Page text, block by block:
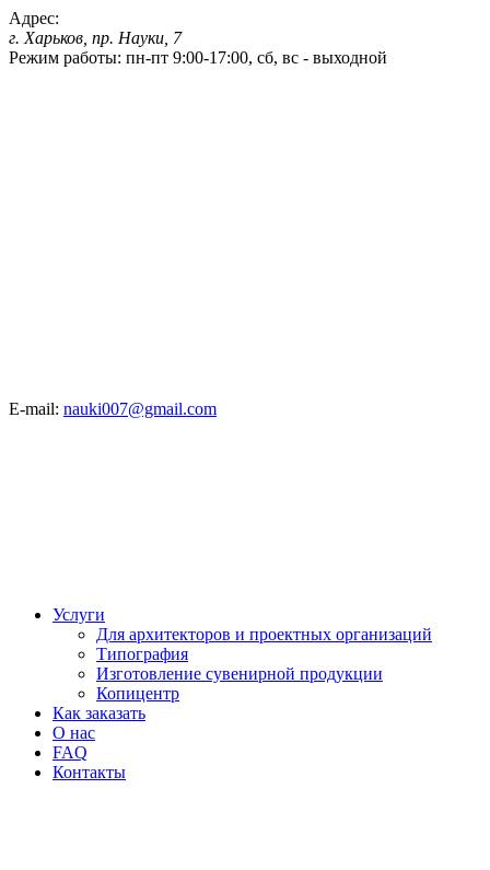
Адрес:
г. Харьков, пр. Науки, 7
Режим работы: пн-пт 9:00-17:00, сб, вс - выходной
E-mail: nauki007@gmail.com
Услуги
Для архитекторов и проектных организаций
Типография
Изготовление сувенирной продукции
Копицентр
Как заказать
О нас
FAQ
Контакты